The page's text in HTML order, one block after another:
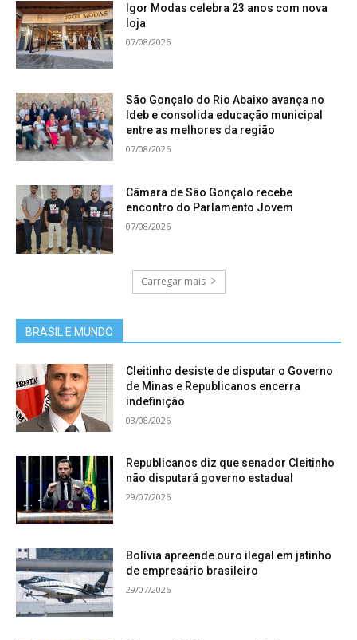
Igor Modas celebra 23 anos com nova
loja
07/08/2026
São Gonçalo do Rio Abaixo avança no
Ideb e consolida educação municipal
entre as melhores da região
07/08/2026
Câmara de São Gonçalo recebe
encontro do Parlamento Jovem
07/08/2026
Carregar mais
BRASIL E MUNDO
Cleitinho desiste de disputar o Governo
de Minas e Republicanos encerra
indefinição
03/08/2026
Republicanos diz que senador Cleitinho
não disputará governo estadual
29/07/2026
Bolívia apreende ouro ilegal em jatinho
de empresário brasileiro
29/07/2026